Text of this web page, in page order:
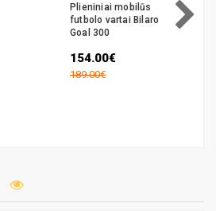
Plieniniai mobilūs
futbolo vartai Bilaro
Goal 300
154.00€
189.00€